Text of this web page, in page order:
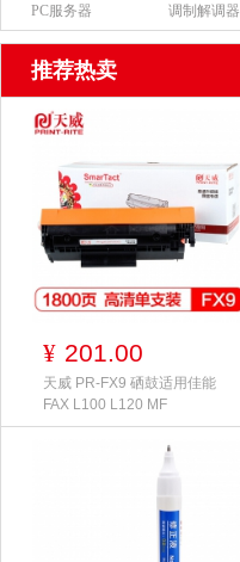
PC服务器
调制解调器
推荐热卖
¥ 201.00
天威 PR-FX9 硒鼓适用佳能
FAX L100 L120 MF